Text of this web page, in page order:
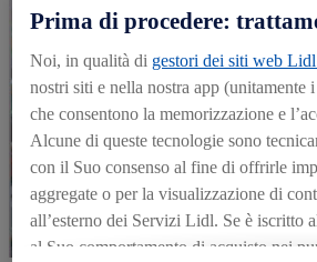
Prima di procedere:
Noi, in qualità di gestori dei siti web
nostri siti e nella nostra app
che consentono la memorizzazione e
Alcune di queste tecnologie sono
con il Suo consenso al fine di offrirle
aggregate o per la visualizzazione di
all’esterno dei Servizi Lidl. Se è iscritto
al Suo comportamento di acquisto nei